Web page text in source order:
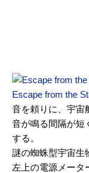
Escape from the
音を頼りに、宇宙
音が鳴る間隔が短
する。
謎の蜘蛛型宇宙生
左上の電源メータ